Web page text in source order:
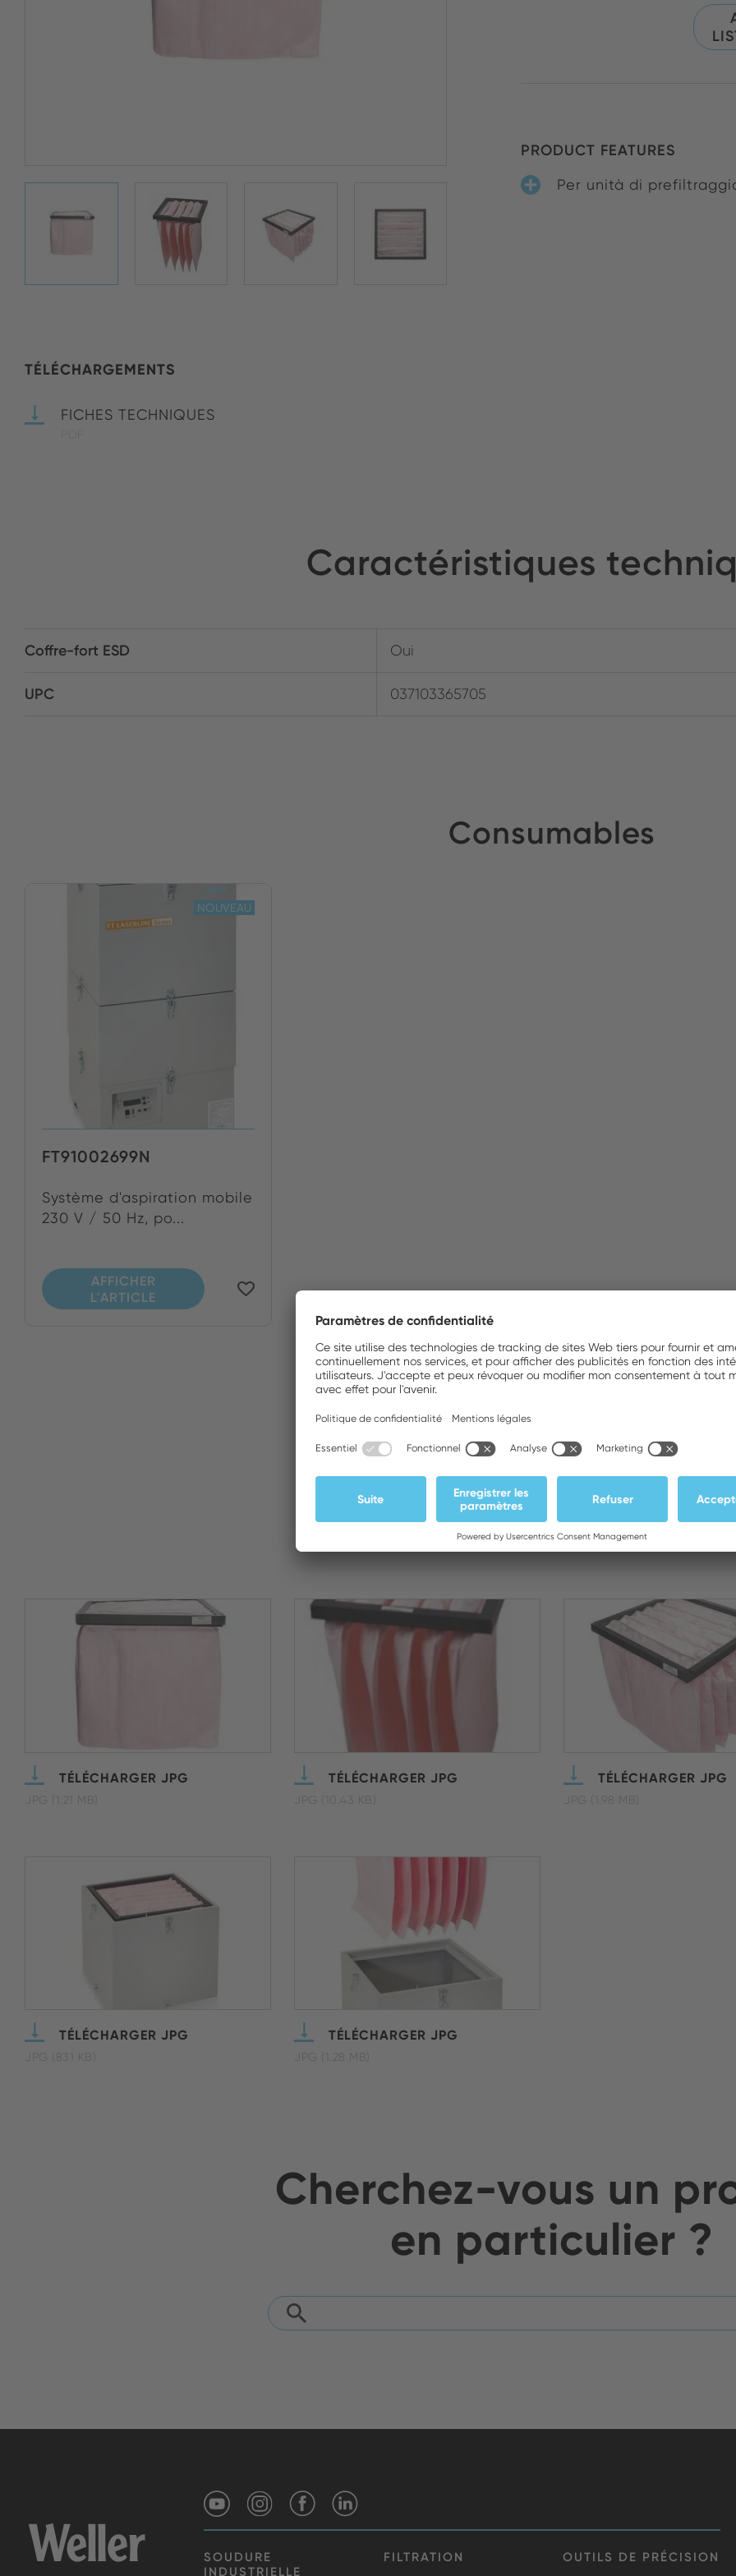
TÉLÉCHARGEMENTS
FICHES TECHNIQUES
PRODUCT FEATURES
Per unità di
Caractéristiques
Coffre-fort ESD Oui
UPC 037103365705
Consumables
FT91002699N
Système d'aspiration mobile
230 V / 50 Hz, po...
AFFICHER
L'ARTICLE
NOUVEAU
Téléchargements
Photos
TÉLÉCHARGER JPG
JPG (1.21 MB)
TÉLÉCHARGER JPG TÉLÉCHARGER JPG
JPG (1.98 MB)
TÉLÉCHARGER JPG TÉLÉCHARGER JPG
JPG (1.28 MB)
Cherchez-vous un
en particulier ?
SOUDURE
INDUSTRIELLE
FILTRATION OUTILS DE PRÉCISION